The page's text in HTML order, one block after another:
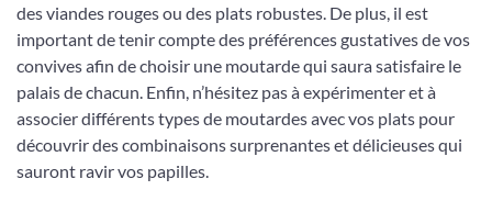
des viandes rouges ou des plats robustes. De plus, il est
important de tenir compte des préférences gustatives de vos
convives afin de choisir une moutarde qui saura satisfaire le
palais de chacun. Enfin, n’hésitez pas à expérimenter et à
associer différents types de moutardes avec vos plats pour
découvrir des combinaisons surprenantes et délicieuses qui
sauront ravir vos papilles.